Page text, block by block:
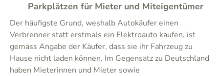
Parkplätzen für Mieter und Miteigentümer
Der häufigste Grund, weshalb Autokäufer einen
Verbrenner statt erstmals ein Elektroauto kaufen, ist
gemäss Angabe der Käufer, dass sie ihr Fahrzeug zu
Hause nicht laden können. Im Gegensatz zu Deutschland
haben Mieterinnen und Mieter sowie